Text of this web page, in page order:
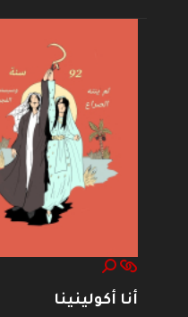
أنا أكولينينا